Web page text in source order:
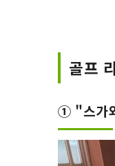
골프
① "스가